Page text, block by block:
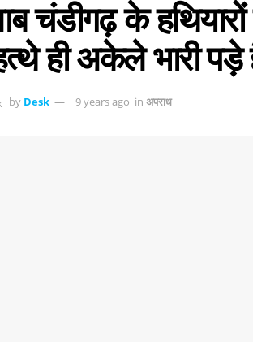
चंडीगढ़ के
ही अकेले भारी
by Desk 9 years ago in अपराध